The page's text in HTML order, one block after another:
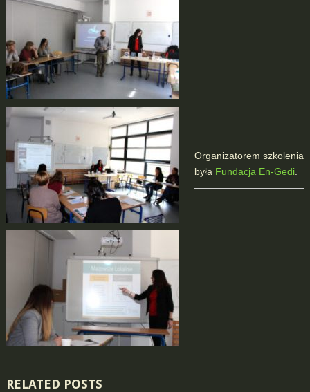
Organizatorem szkolenia
była Fundacja En-Gedi.
RELATED POSTS